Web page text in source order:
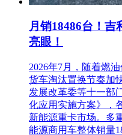
月销18486台！
亮眼！
2026年7月，随着燃
货车淘汰置换节奏加
发展改革委等十一部
化应用实施方案》，
新能源重卡市场。多
能源商用车整体销量